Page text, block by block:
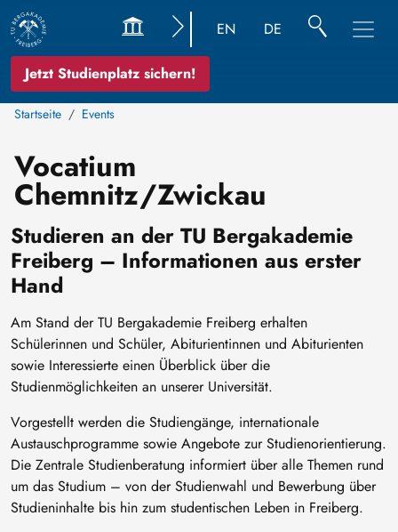
Jetzt Studienplatz sichern!
EN DE
Startseite Events
Vocatium
Chemnitz/Zwickau
Studieren an der TU Bergakademie
Freiberg – Informationen aus erster
Hand
Am Stand der TU Bergakademie Freiberg erhalten
Schülerinnen und Schüler, Abiturientinnen und Abiturienten
sowie Interessierte einen Überblick über die
Studienmöglichkeiten an unserer Universität.
Vorgestellt werden die Studiengänge, internationale
Austauschprogramme sowie Angebote zur Studienorientierung.
Die Zentrale Studienberatung informiert über alle Themen rund
um das Studium – von der Studienwahl und Bewerbung über
Studieninhalte bis hin zum studentischen Leben in Freiberg.